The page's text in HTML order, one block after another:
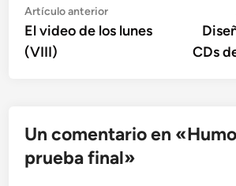
Navegación
de
entradas
Artículo anteriorArtículo
anterior:
El video de los lunes
(VIII)
CDs
Un comentario en «
prueba final»